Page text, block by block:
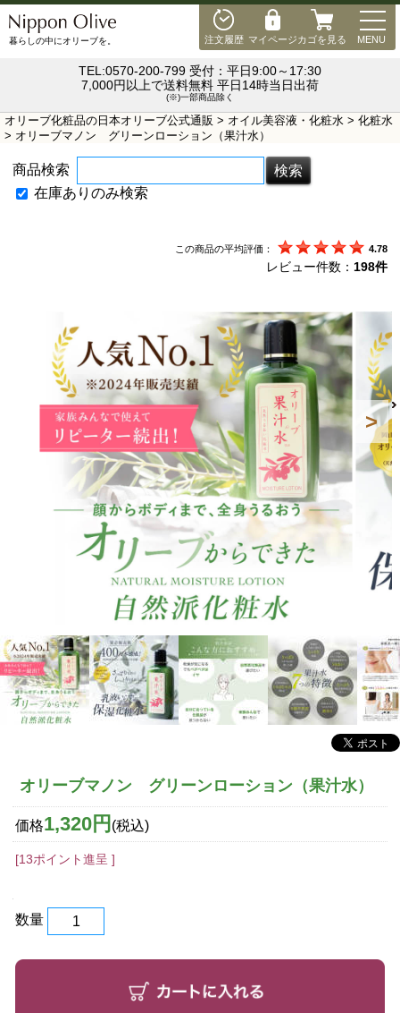
注文履歴 マイページカゴを見る MENU
暮らしの中にオリーブを。
TEL:0570-200-799 受付：平日9:00～17:30
7,000円以上で送料無料 平日14時当日出荷
(※)一部商品除く
オリーブ化粧品の日本オリーブ公式通販 > オイル美容液・化粧水 > 化粧水
> オリーブマノン グリーンローション（果汁水）
商品検索
在庫ありのみ検索
この商品の平均評価： 4.78
レビュー件数： 198件
オリーブマノン グリーンローション（果汁水）
価格1,320円 (税込)
[13ポイント進呈 ]
数量